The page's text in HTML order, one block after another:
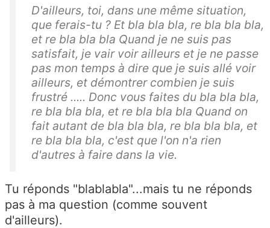
D'ailleurs, toi, dans une même situation,
que ferais-tu ? Et bla bla bla, re bla bla bla,
et re bla bla bla Quand je ne suis pas
satisfait, je vair voir ailleurs et je ne passe
pas mon temps à dire que je suis allé voir
ailleurs, et démontrer combien je suis
frustré ..... Donc vous faites du bla bla bla,
re bla bla bla, et re bla bla bla Quand on
fait autant de bla bla bla, re bla bla bla, et
re bla bla bla, c'est que l'on n'a rien
d'autres à faire dans la vie.
Tu réponds "blablabla"...mais tu ne réponds
pas à ma question (comme souvent
d'ailleurs).